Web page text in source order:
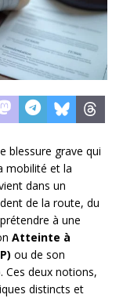
blessure grave qui
mobilité et la
dans un
de la route, du
à une
Atteinte à
ou de son
. Ces deux notions,
distincts et